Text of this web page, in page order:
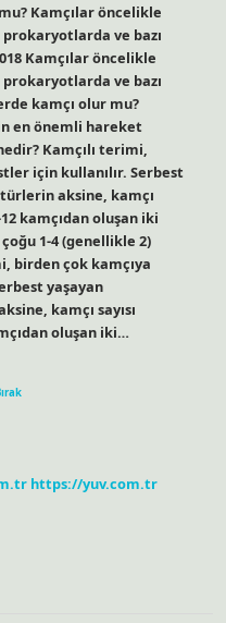
Kamçılar öncelikle
ve bazı
Kamçılar öncelikle
ve bazı
kamçı olur mu?
en önemli hareket
Kamçılı terimi,
için kullanılır. Serbest
aksine, kamçı
12 kamçıdan oluşan iki
1-4 (genellikle 2)
birden çok kamçıya
yaşayan
kamçı sayısı
oluşan iki…
https://yuv.com.tr